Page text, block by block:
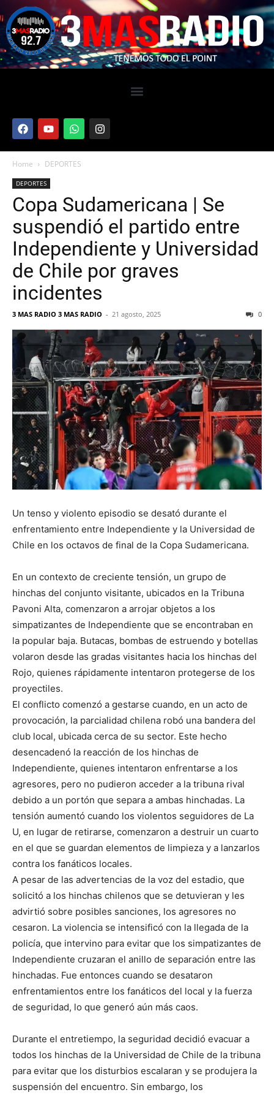
Home DEPORTES
DEPORTES
Copa Sudamericana | Se
suspendió el partido entre
Independiente y Universidad
de Chile por graves
incidentes
3 MAS RADIO 3 MAS RADIO - 21 agosto, 2025 0
Un tenso y violento episodio se desató durante el
enfrentamiento entre Independiente y la Universidad de
Chile en los octavos de final de la Copa Sudamericana.
En un contexto de creciente tensión, un grupo de
hinchas del conjunto visitante, ubicados en la Tribuna
Pavoni Alta, comenzaron a arrojar objetos a los
simpatizantes de Independiente que se encontraban en
la popular baja. Butacas, bombas de estruendo y botellas
volaron desde las gradas visitantes hacia los hinchas del
Rojo, quienes rápidamente intentaron protegerse de los
proyectiles.
El conflicto comenzó a gestarse cuando, en un acto de
provocación, la parcialidad chilena robó una bandera del
club local, ubicada cerca de su sector. Este hecho
desencadenó la reacción de los hinchas de
Independiente, quienes intentaron enfrentarse a los
agresores, pero no pudieron acceder a la tribuna rival
debido a un portón que separa a ambas hinchadas. La
tensión aumentó cuando los violentos seguidores de La
U, en lugar de retirarse, comenzaron a destruir un cuarto
en el que se guardan elementos de limpieza y a lanzarlos
contra los fanáticos locales.
A pesar de las advertencias de la voz del estadio, que
solicitó a los hinchas chilenos que se detuvieran y les
advirtió sobre posibles sanciones, los agresores no
cesaron. La violencia se intensificó con la llegada de la
policía, que intervino para evitar que los simpatizantes de
Independiente cruzaran el anillo de separación entre las
hinchadas. Fue entonces cuando se desataron
enfrentamientos entre los fanáticos del local y la fuerza
de seguridad, lo que generó aún más caos.
Durante el entretiempo, la seguridad decidió evacuar a
todos los hinchas de la Universidad de Chile de la tribuna
para evitar que los disturbios escalaran y se produjera la
suspensión del encuentro. Sin embargo, los